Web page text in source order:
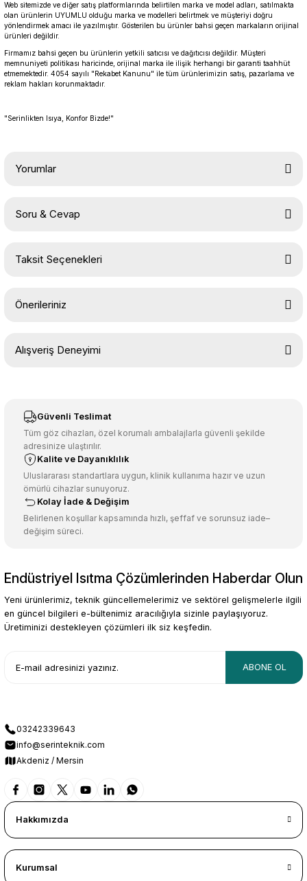
Web sitemizde ve diğer satış platformlarında belirtilen marka ve model adları, satılmakta
olan ürünlerin UYUMLU olduğu marka ve modelleri belirtmek ve müşteriyi doğru
yönlendirmek amacı ile yazılmıştır. Gösterilen bu ürünler bahsi geçen markaların orijinal
ürünleri değildir.
Firmamız bahsi geçen bu ürünlerin yetkili satıcısı ve dağıtıcısı değildir. Müşteri
memnuniyeti politikası haricinde, orijinal marka ile ilişik herhangi bir garanti taahhüt
etmemektedir. 4054 sayılı "Rekabet Kanunu" ile tüm ürünlerimizin satış, pazarlama ve
reklam hakları korunmaktadır.
"Serinlikten Isıya, Konfor Bizde!"
Yorumlar
Soru & Cevap
Taksit Seçenekleri
Önerileriniz
konularda yetersiz gördüğünüz noktaları öneri formunu kullanarak
Ürün resmi kalitesiz, bozuk veya görüntülenemiyor.
Ürün açıklamasında eksik bilgiler bulunuyor.
Ürün bilgilerinde hatalar bulunuyor.
Ürün fiyatı diğer sitelerden daha pahalı.
Bu ürüne benzer farklı alternatifler olmalı.
Gönder
Alışveriş Deneyimi
Güvenli Teslimat
Tüm göz cihazları, özel korumalı ambalajlarla güvenli şekilde
adresinize ulaştırılır.
Kalite ve Dayanıklılık
Uluslararası standartlara uygun, klinik kullanıma hazır ve uzun
ömürlü cihazlar sunuyoruz.
Kolay İade & Değişim
Belirlenen koşullar kapsamında hızlı, şeffaf ve sorunsuz iade–
değişim süreci.
Endüstriyel Isıtma Çözümlerinden Haberdar Olun
Yeni ürünlerimiz, teknik güncellemelerimiz ve sektörel gelişmelerle ilgili
en güncel bilgileri e-bültenimiz aracılığıyla sizinle paylaşıyoruz.
Üretiminizi destekleyen çözümleri ilk siz keşfedin.
ABONE OL
03242339643
info@serinteknik.com
Akdeniz / Mersin
Hakkımızda
Kurumsal